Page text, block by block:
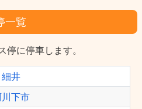
一覧
停に停車します。
細井
川下市